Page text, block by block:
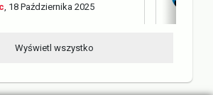
18 Października 2025
Wyświetl wszystko